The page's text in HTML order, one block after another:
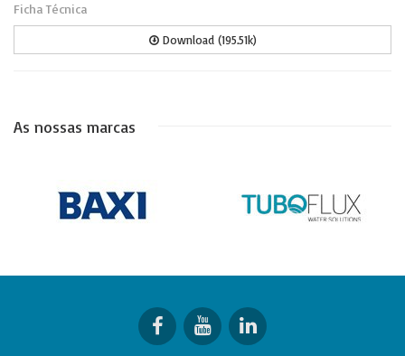
Ficha Técnica
Download (195.51k)
As nossas marcas